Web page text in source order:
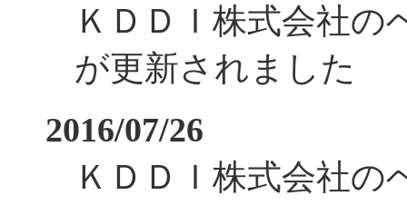
ＫＤＤＩ株式会社の
が更新されました
2016/07/26
ＫＤＤＩ株式会社の